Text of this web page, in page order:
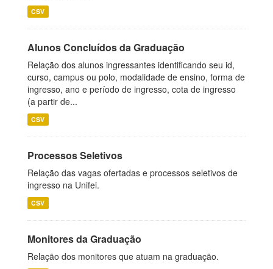
CSV
Alunos Concluídos da Graduação
Relação dos alunos ingressantes identificando seu id,
curso, campus ou polo, modalidade de ensino, forma de
ingresso, ano e período de ingresso, cota de ingresso
(a partir de...
CSV
Processos Seletivos
Relação das vagas ofertadas e processos seletivos de
ingresso na Unifei.
CSV
Monitores da Graduação
Relação dos monitores que atuam na graduação.